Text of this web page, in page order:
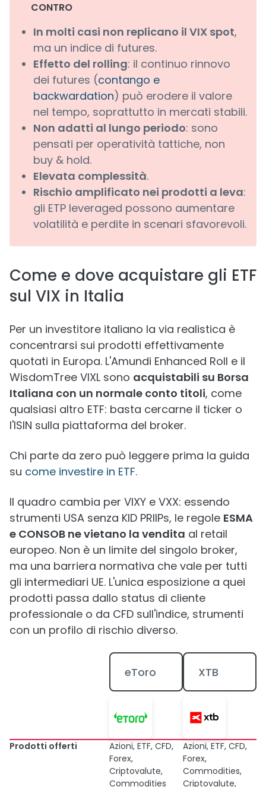
CONTRO
In molti casi non replicano il VIX spot,
ma un indice di futures.
Effetto del rolling: il continuo rinnovo
dei futures (contango e
backwardation) può erodere il valore
nel tempo, soprattutto in mercati stabili.
Non adatti al lungo periodo: sono
pensati per operatività tattiche, non
buy & hold.
Elevata complessità.
Rischio amplificato nei prodotti a leva:
gli ETP leveraged possono aumentare
volatilità e perdite in scenari sfavorevoli.
Come e dove acquistare gli ETF
sul VIX in Italia
Per un investitore italiano la via realistica è
concentrarsi sui prodotti effettivamente
quotati in Europa. L'Amundi Enhanced Roll e il
WisdomTree VIXL sono acquistabili su Borsa
Italiana con un normale conto titoli, come
qualsiasi altro ETF: basta cercarne il ticker o
l'ISIN sulla piattaforma del broker.
Chi parte da zero può leggere prima la guida
su come investire in ETF.
Il quadro cambia per VIXY e VXX: essendo
strumenti USA senza KID PRIIPs, le regole ESMA
e CONSOB ne vietano la vendita al retail
europeo. Non è un limite del singolo broker,
ma una barriera normativa che vale per tutti
gli intermediari UE. L'unica esposizione a quei
prodotti passa dallo status di cliente
professionale o da CFD sull'indice, strumenti
con un profilo di rischio diverso.
eToro XTB
Prodotti offerti
Azioni, ETF, CFD,
Forex,
Criptovalute,
Commodities
Azioni, ETF, CFD,
Forex,
Commodities,
Criptovalute,